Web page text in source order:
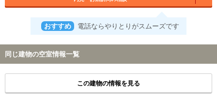
おすすめ 電話ならやりとりがスムーズです
同じ建物の空室情報一覧
この建物の情報を見る